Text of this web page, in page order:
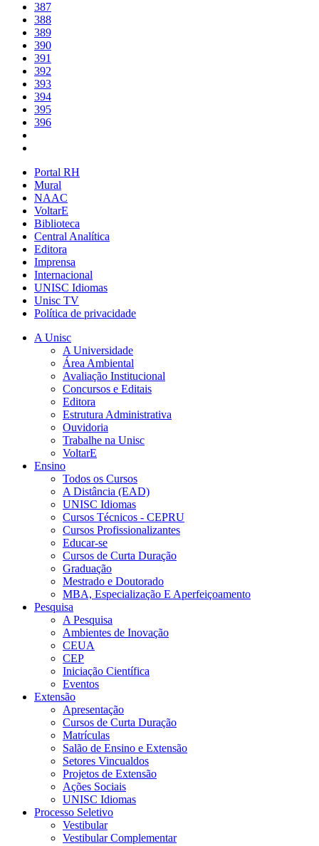
387
388
389
390
391
392
393
394
395
396
Portal RH
Mural
NAAC
VoltarE
Biblioteca
Central Analítica
Editora
Imprensa
Internacional
UNISC Idiomas
Unisc TV
Política de privacidade
A Unisc
A Universidade
Área Ambiental
Avaliação Institucional
Concursos e Editais
Editora
Estrutura Administrativa
Ouvidoria
Trabalhe na Unisc
VoltarE
Ensino
Todos os Cursos
A Distância (EAD)
UNISC Idiomas
Cursos Técnicos - CEPRU
Cursos Profissionalizantes
Educar-se
Cursos de Curta Duração
Graduação
Mestrado e Doutorado
MBA, Especialização E Aperfeiçoamento
Pesquisa
A Pesquisa
Ambientes de Inovação
CEUA
CEP
Iniciação Científica
Eventos
Extensão
Apresentação
Cursos de Curta Duração
Matrículas
Salão de Ensino e Extensão
Setores Vincualdos
Projetos de Extensão
Ações Sociais
UNISC Idiomas
Processo Seletivo
Vestibular
Vestibular Complementar